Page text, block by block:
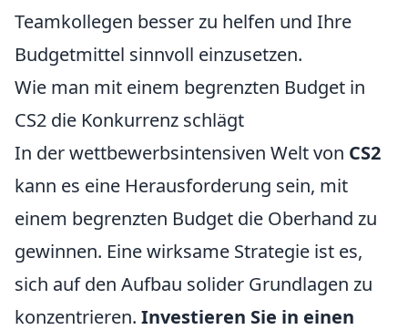
Teamkollegen besser zu helfen und Ihre
Budgetmittel sinnvoll einzusetzen.
Wie man mit einem begrenzten Budget in
CS2 die Konkurrenz schlägt
In der wettbewerbsintensiven Welt von CS2
kann es eine Herausforderung sein, mit
einem begrenzten Budget die Oberhand zu
gewinnen. Eine wirksame Strategie ist es,
sich auf den Aufbau solider Grundlagen zu
konzentrieren. Investieren Sie in einen